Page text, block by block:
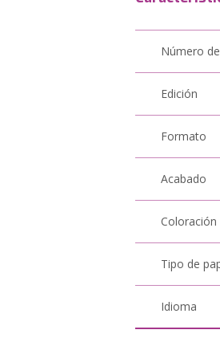
Número
Edición
Formato
Acabado
Coloración
Tipo de
Idioma